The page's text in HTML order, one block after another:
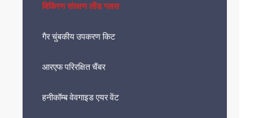
विकिरण संरक्षण लीड ग्लास
गैर चुंबकीय उपकरण किट
आरएफ परिरक्षित चैंबर
हनीकॉम्ब वेवगाइड एयर वेंट